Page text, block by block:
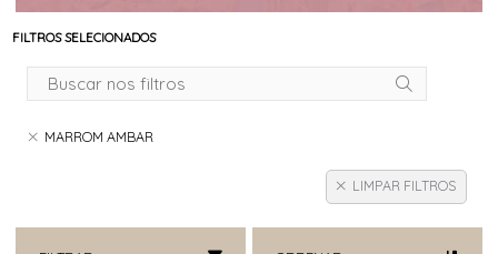
FILTROS SELECIONADOS
MARROM AMBAR
LIMPAR FILTROS